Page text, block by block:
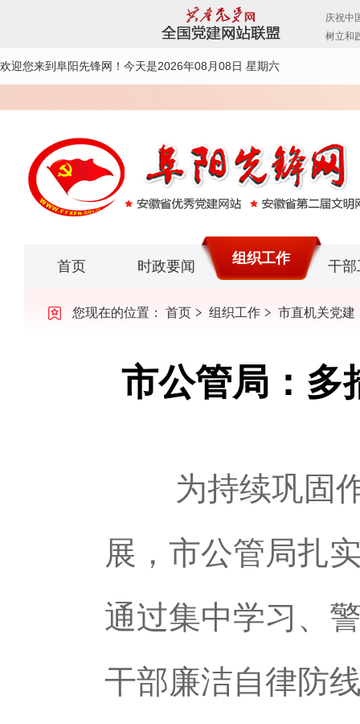
欢迎您来到阜阳先锋网！ 今天是2026年08月08日 星期六
首页 时政要闻 组织工作 干部
您现在的位置： 首页 组织工作 市直机关党建
市公管局：多
为持续巩固作
展，市公管局扎
通过集中学习、
干部廉洁自律防